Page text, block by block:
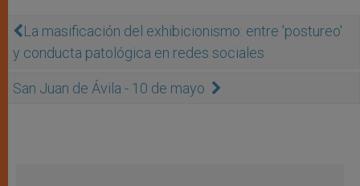
La masificación del exhibicionismo: entre 'postureo'
y conducta patológica en redes sociales
San Juan de Ávila - 10 de mayo